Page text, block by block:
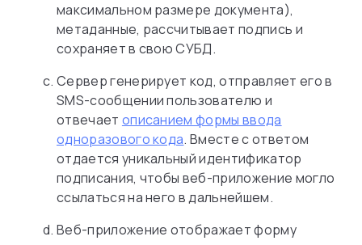
максимальном размере документа),
метаданные, рассчитывает подпись и
сохраняет в свою СУБД.
Сервер генерирует код, отправляет его в
SMS-сообщении пользователю и
отвечает описанием формы ввода
одноразового кода. Вместе с ответом
отдается уникальный идентификатор
подписания, чтобы веб-приложение могло
ссылаться на него в дальнейшем.
Веб-приложение отображает форму